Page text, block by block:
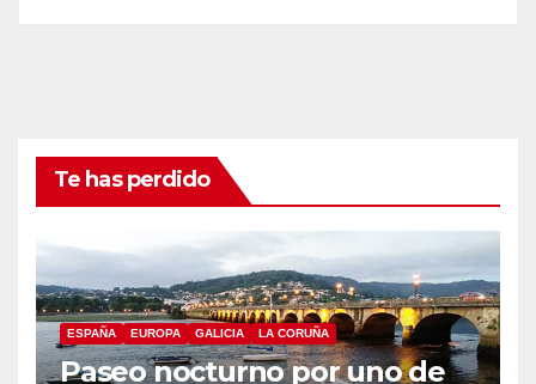
Te has perdido
ESPAÑA EUROPA GALICIA LA CORUÑA
Paseo nocturno por uno de